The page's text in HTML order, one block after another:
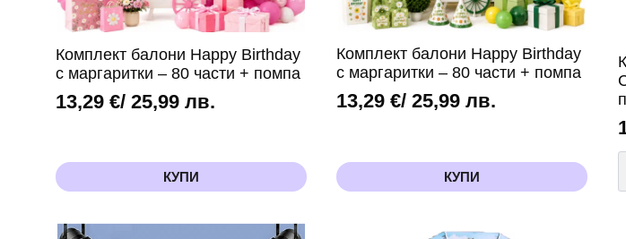
Комплект балони Happy Birthday
с маргаритки – 80 части + помпа
13,29 €/ 25,99 лв.
КУПИ
Комплект балони Happy Birthday
с маргаритки – 80 части + помпа
13,29€/ 25,99 лв.
КУПИ